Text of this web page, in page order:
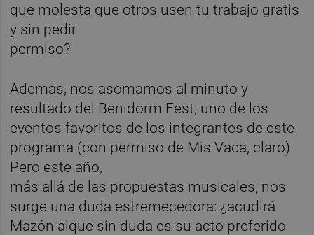
que molesta que otros usen tu trabajo gratis
y sin pedir
permiso?
Además, nos asomamos al minuto y
resultado del Benidorm Fest, uno de los
eventos favoritos de los integrantes de este
programa (con permiso de Mis Vaca, claro).
Pero este año,
más allá de las propuestas musicales, nos
surge una duda estremecedora: ¿acudirá
Mazón alque sin duda es su acto preferido